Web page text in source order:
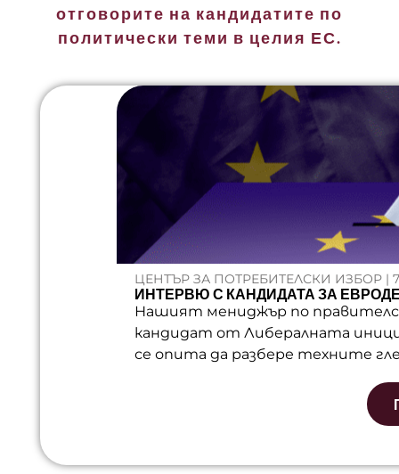
отговорите на кандидатите по
политически теми в целия ЕС.
ЦЕНТЪР ЗА ПОТРЕБИТЕЛСКИ ИЗБОР |
ИНТЕРВЮ С КАНДИДАТА ЗА
Нашият мениджър по
кандидат от Либералната
се опита да разбере техните